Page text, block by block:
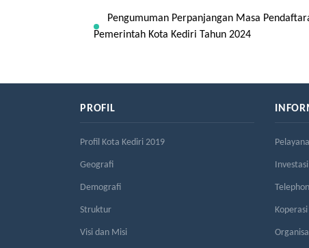
Pengumuman Perpanjangan Masa
Pemerintah Kota Kediri Tahun 2024
PROFIL
Profil Kota Kediri 2019
Geografi
Demografi
Struktur
Visi dan Misi
Investasi